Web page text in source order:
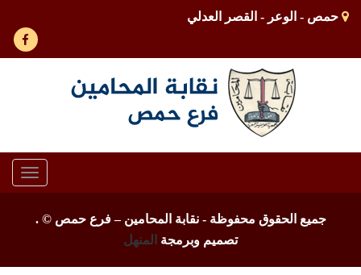
حمص - الوعر - القصر العدلي
جميع الحقوق محفوظة - نقابة المحامين – فرع حمص ©.
تصميم وبرمجة
المنهل